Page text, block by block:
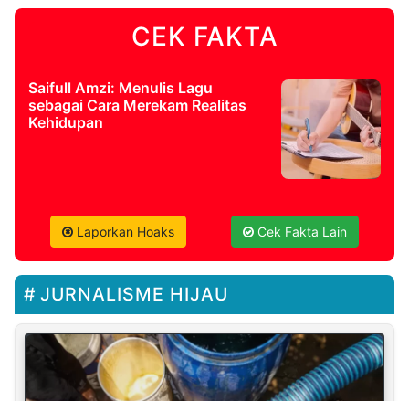
CEK FAKTA
Saifull Amzi: Menulis Lagu
sebagai Cara Merekam Realitas
Kehidupan
Laporkan Hoaks Cek Fakta Lain
JURNALISME HIJAU